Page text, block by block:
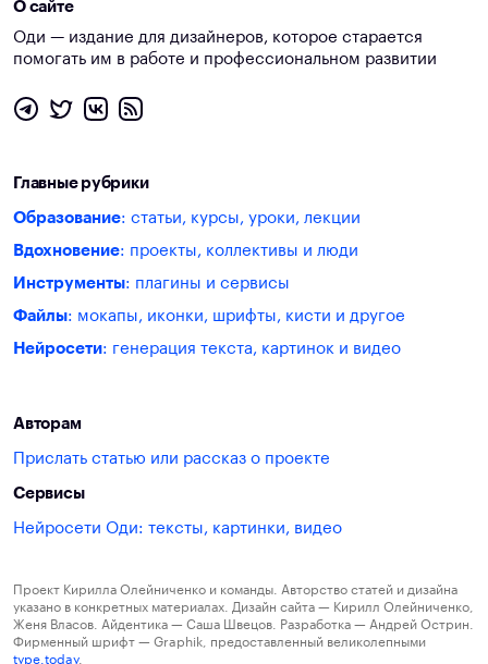
О сайте
Оди — издание для дизайнеров, которое старается
помогать им в работе и профессиональном развитии
Главные рубрики
Образование: статьи, курсы, уроки, лекции
Вдохновение: проекты, коллективы и люди
Инструменты: плагины и сервисы
Файлы: мокапы, иконки, шрифты, кисти и другое
Нейросети: генерация текста, картинок и видео
Авторам
Прислать статью или рассказ о проекте
Сервисы
Нейросети Оди: тексты, картинки, видео
Проект Кирилла Олейниченко и команды. Авторство статей и дизайна
указано в конкретных материалах. Дизайн сайта — Кирилл Олейниченко,
Женя Власов. Айдентика — Саша Швецов. Разработка — Андрей Острин.
Фирменный шрифт — Graphik, предоставленный великолепными
type.today.